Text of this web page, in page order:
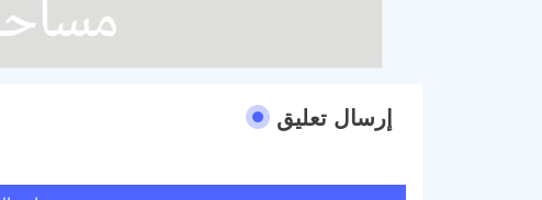
إرسال تعليق